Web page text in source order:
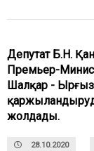
Депутат Б.Н.
Премьер-
Шалқар -
жолдады.
28.10.2020